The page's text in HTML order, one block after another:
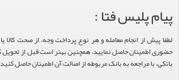
پیام پلیس فتا :
لطفا پیش از انجام معامله و هر نوع پرداخت وجه، از صحت
حضوری اطمینان حاصل نمایید. همچنین بهتر است قبل از تحویل
بانکی، با مراجعه به بانک مربوطه از اصالت آن اطمینان حاصل